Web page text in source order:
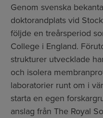
Genom svenska
doktorandplats vid
följde en treårsperiod
College i England.
strukturer utvecklade
och isolera
laboratorier runt om i
starta en egen
anslag från The Royal